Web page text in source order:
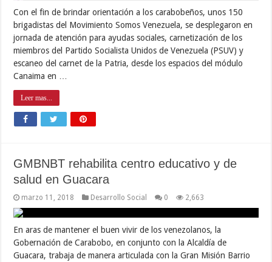
Con el fin de brindar orientación a los carabobeños, unos 150
brigadistas del Movimiento Somos Venezuela, se desplegaron en
jornada de atención para ayudas sociales, carnetización de los
miembros del Partido Socialista Unidos de Venezuela (PSUV) y
escaneo del carnet de la Patria, desde los espacios del módulo
Canaima en …
Leer mas...
GMBNBT rehabilita centro educativo y de
salud en Guacara
marzo 11, 2018 Desarrollo Social 0 2,663
En aras de mantener el buen vivir de los venezolanos, la
Gobernación de Carabobo, en conjunto con la Alcaldía de
Guacara, trabaja de manera articulada con la Gran Misión Barrio